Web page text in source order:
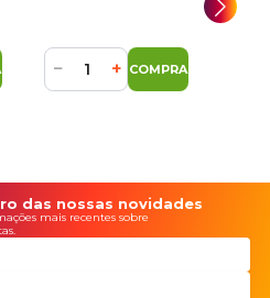
− + COMPRAR
das nossas novidades
mais recentes sobre